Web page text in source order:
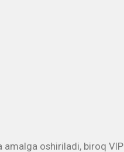
amalga oshiriladi, biroq VIP